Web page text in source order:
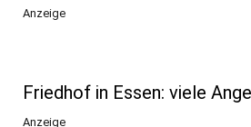
Anzeige
Friedhof in Essen: viele
Anzeige